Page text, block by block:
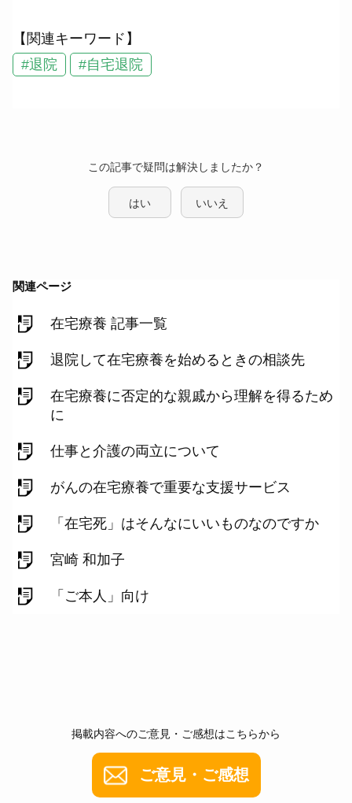
【関連キーワード】
#退院
#自宅退院
この記事で疑問は解決しましたか？
はい いいえ
関連ページ
在宅療養 記事一覧
退院して在宅療養を始めるときの相談先
在宅療養に否定的な親戚から理解を得るため
に
仕事と介護の両立について
がんの在宅療養で重要な支援サービス
「在宅死」はそんなにいいものなのですか
宮崎 和加子
「ご本人」向け
掲載内容へのご意見・ご感想はこちらから
ご意見・ご感想